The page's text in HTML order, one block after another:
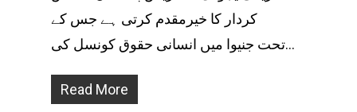
کردار کا خیرمقدم کرتی ہے جس کے
تحت جنیوا میں انسانی حقوق كونسل كی…
Read More